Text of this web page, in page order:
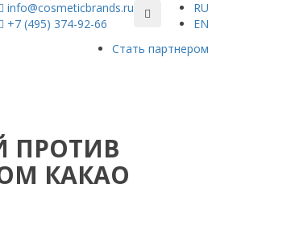
info@cosmeticbrands.ru
+7 (495) 374-92-66
RU
EN
Стать партнером
ПРОТИВ
КАКАО